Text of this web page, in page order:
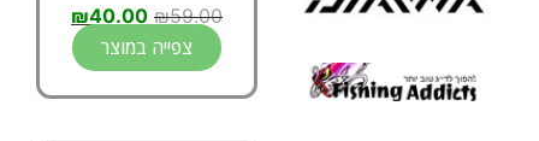
₪59.00
₪40.00
צפייה במוצר